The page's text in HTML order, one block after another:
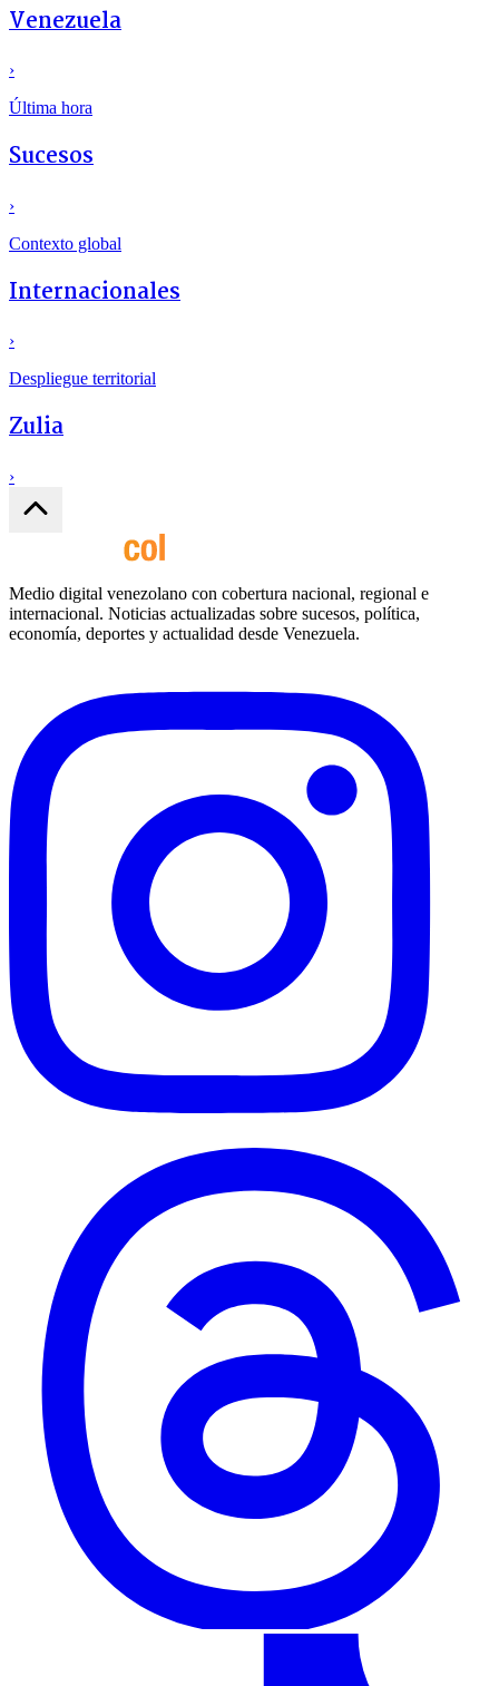
Venezuela
›
Última hora
Sucesos
›
Contexto global
Internacionales
›
Despliegue territorial
Zulia
›
Medio digital venezolano con cobertura nacional, regional e
internacional. Noticias actualizadas sobre sucesos, política,
economía, deportes y actualidad desde Venezuela.